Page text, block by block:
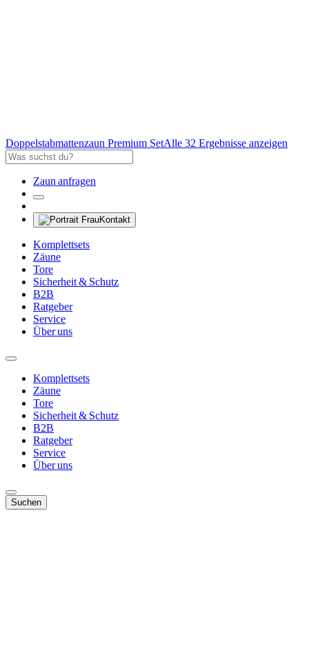
Doppelstabmattenzaun Premium SetAlle 32 Ergebnisse anzeigen
Zaun anfragen
Kontakt
Komplettsets
Zäune
Tore
Sicherheit & Schutz
B2B
Ratgeber
Service
Über uns
Komplettsets
Zäune
Tore
Sicherheit & Schutz
B2B
Ratgeber
Service
Über uns
Suchen